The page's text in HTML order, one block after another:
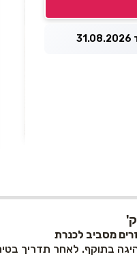
מסביב לכנרת
בתוקף. לאחר תדריך